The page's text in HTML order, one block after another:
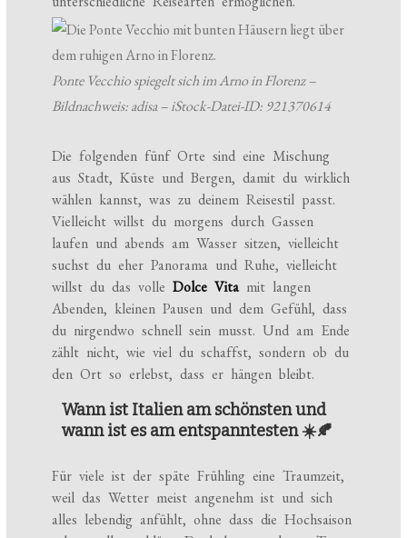
Ponte Vecchio spiegelt sich im Arno in Florenz –
Bildnachweis: adisa – iStock-Datei-ID: 921370614
Die folgenden fünf Orte sind eine Mischung
aus Stadt, Küste und Bergen, damit du wirklich
wählen kannst, was zu deinem Reisestil passt.
Vielleicht willst du morgens durch Gassen
laufen und abends am Wasser sitzen, vielleicht
suchst du eher Panorama und Ruhe, vielleicht
willst du das volleDolce Vitamit langen
Abenden, kleinen Pausen und dem Gefühl, dass
du nirgendwo schnell sein musst. Und am Ende
zählt nicht, wie viel du schaffst, sondern ob du
den Ort so erlebst, dass er hängen bleibt.
Wann ist Italien am schönsten und
wann ist es am entspanntesten ☀️🍂
Für viele ist der späte Frühling eine Traumzeit,
weil das Wetter meist angenehm ist und sich
alles lebendig anfühlt, ohne dass die Hochsaison